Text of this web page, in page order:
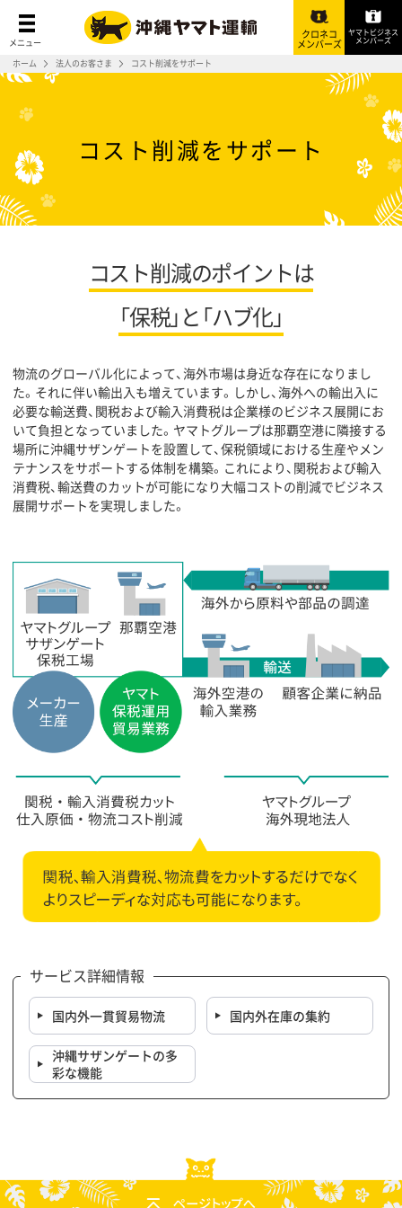
メニュー
クロネコ
メンバーズ
ヤマトビジネス
メンバーズ
ホーム 法人のお客さま コスト削減をサポート
コスト削減をサポート
コスト削減のポイントは
「保税」と「ハブ化」
物流のグローバル化によって、海外市場は身近な存在になりまし
た。それに伴い輸出入も増えています。しかし、海外への輸出入に
必要な輸送費、関税および輸入消費税は企業様のビジネス展開にお
いて負担となっていました。ヤマトグループは那覇空港に隣接する
場所に沖縄サザンゲートを設置して、保税領域における生産やメン
テナンスをサポートする体制を構築。これにより、関税および輸入
消費税、輸送費のカットが可能になり大幅コストの削減でビジネス
展開サポートを実現しました。
サービス詳細情報
国内外一貫貿易物流 国内外在庫の集約
沖縄サザンゲートの多
彩な機能